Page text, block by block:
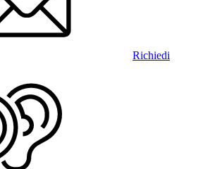
Richiedi